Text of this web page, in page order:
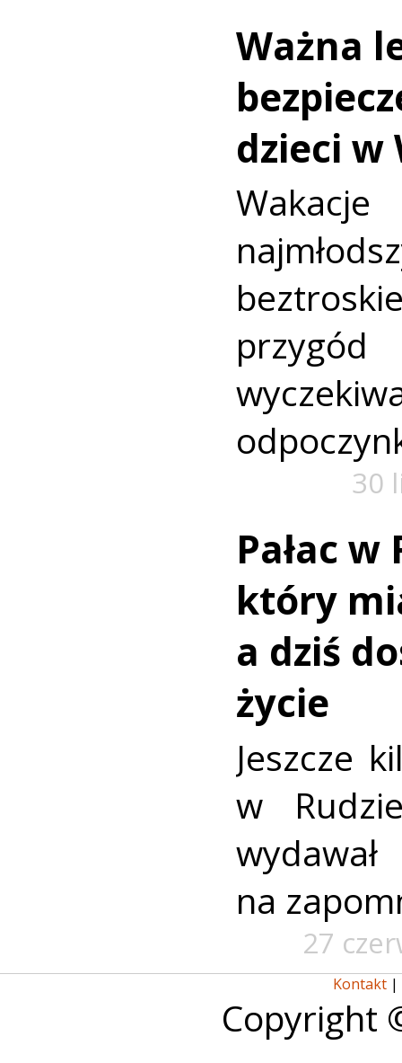
Ważna
dzieci w
30
Pałac w
który
a dziś
życie
Jeszcze
w
na
27
Kontakt |
Copyright